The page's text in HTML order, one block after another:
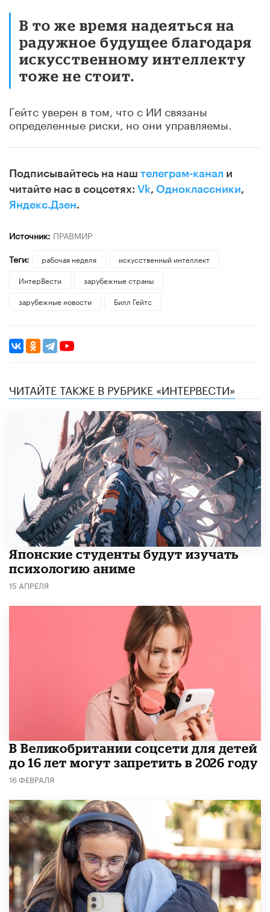
В то же время надеяться на
радужное будущее благодаря
искусственному интеллекту
тоже не стоит.
Гейтс уверен в том, что с ИИ связаны
определенные риски, но они управляемы.
Подписывайтесь на наш телеграм-канал и
читайте нас в соцсетях: Vk, Одноклассники,
Яндекс.Дзен.
Источник: ПРАВМИР
Теги:
рабочая неделя
искусственный интеллект
ИнтерВести
зарубежные страны
зарубежные новости
Билл Гейтс
ЧИТАЙТЕ ТАКЖЕ В РУБРИКЕ «ИНТЕРВЕСТИ»
Японские студенты будут изучать
психологию аниме
15 АПРЕЛЯ
В Великобритании соцсети для детей
до 16 лет могут запретить в 2026 году
16 ФЕВРАЛЯ